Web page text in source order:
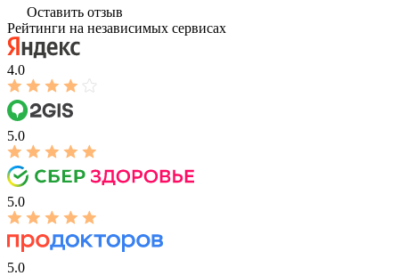
Оставить отзыв
Рейтинги на независимых сервисах
4.0
5.0
5.0
5.0